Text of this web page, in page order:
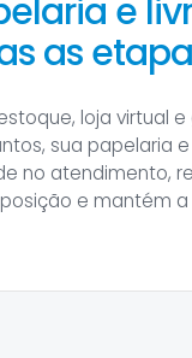
e
as
loja virtual
sua papelaria e
no atendimento,
e mantém